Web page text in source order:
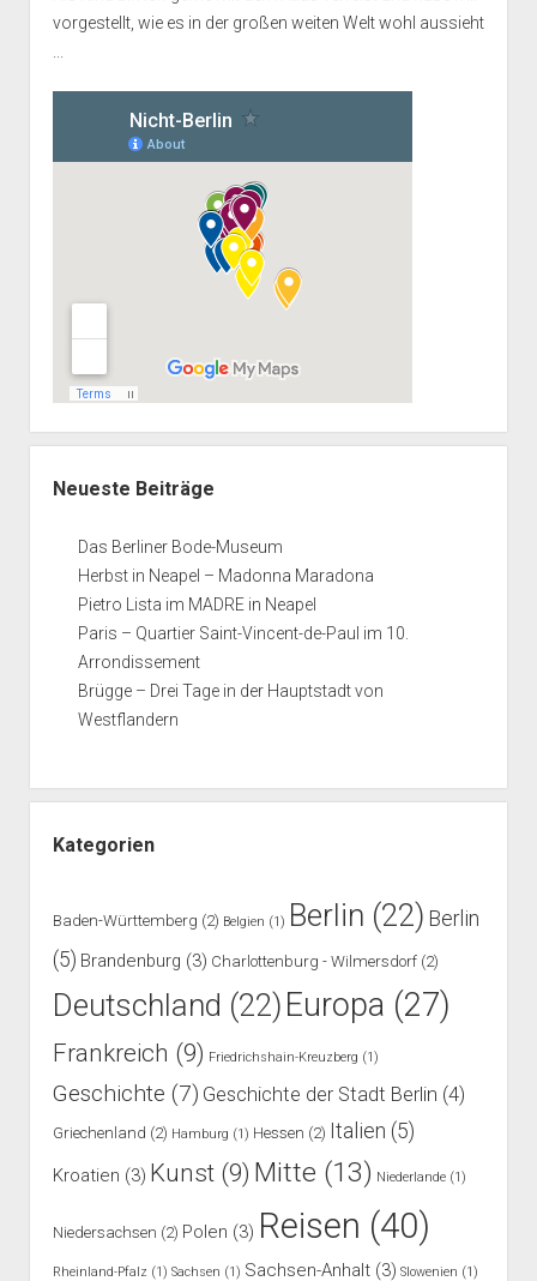
vorgestellt, wie es in der großen weiten Welt wohl aussieht
Neueste Beiträge
Das Berliner Bode-Museum
Herbst in Neapel – Madonna Maradona
Pietro Lista im MADRE in Neapel
Paris – Quartier Saint-Vincent-de-Paul im 10.
Arrondissement
Brügge – Drei Tage in der Hauptstadt von
Westflandern
Kategorien
Baden-Württemberg (2) Belgien (1) Berlin (22) Berlin
(5) Brandenburg (3) Charlottenburg - Wilmersdorf(2)
Deutschland (22) Europa (27)
Frankreich (9) Friedrichshain-Kreuzberg (1)
Geschichte (7) Geschichte der Stadt Berlin (4)
Griechenland (2) Hamburg (1) Hessen (2) Italien (5)
Kroatien (3) Kunst(9) Mitte (13) Niederlande(1)
Niedersachsen (2) Polen (3) Reisen (40)
Rheinland-Pfalz(1) Sachsen (1) Sachsen-Anhalt(3) Slowenien (1)